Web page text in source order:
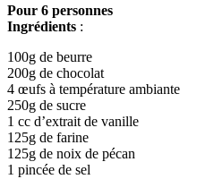
Pour 6 personnes
Ingrédients :
100g de beurre
200g de chocolat
4 œufs à température ambiante
250g de sucre
1 cc d’extrait de vanille
125g de farine
125g de noix de pécan
1 pincée de sel